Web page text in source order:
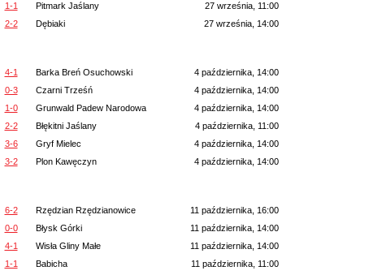
1-1 Pitmark Jaślany
27 września, 11:00
2-2 Dębiaki 27 września, 14:00
4-1 Barka Breń Osuchowski
4 października, 14:00
0-3 Czarni Trześń
4 października, 14:00
1-0 Grunwald Padew Narodowa
4 października, 14:00
2-2 Błękitni Jaślany
4 października, 11:00
3-6 Gryf Mielec
4 października, 14:00
3-2 Plon Kawęczyn 4 października, 14:00
6-2 Rzędzian Rzędzianowice
11 października, 16:00
0-0 Błysk Górki
11 października, 14:00
4-1 Wisła Gliny Małe
11 października, 14:00
1-1 Babicha
11 października, 11:00